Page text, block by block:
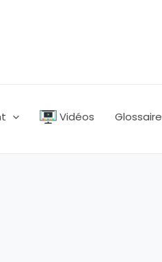
Vidéos Glossaire